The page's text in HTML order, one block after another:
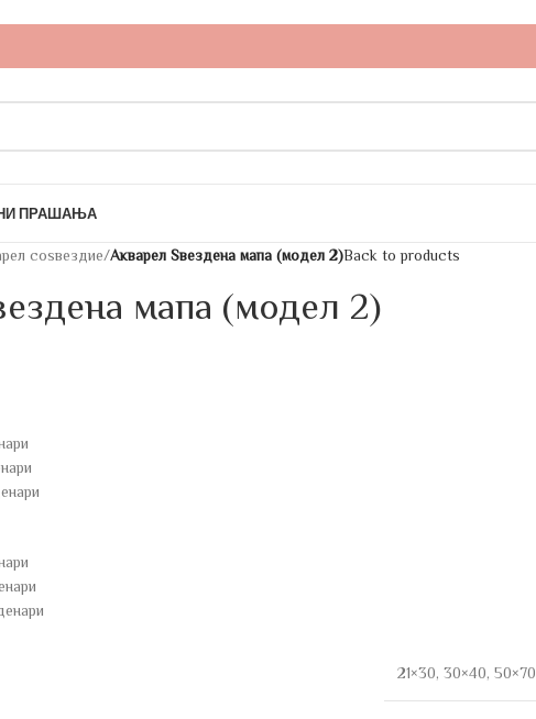
ПРАШАЊА
соѕвездие/Акварел Ѕвездена мапа (модел 2)Back to products
мапа (модел 2)
21×30, 30×40, 50×70